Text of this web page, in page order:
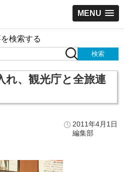
MENU
検索する
れ、観光庁と全旅連
2011年4月1日
編集部